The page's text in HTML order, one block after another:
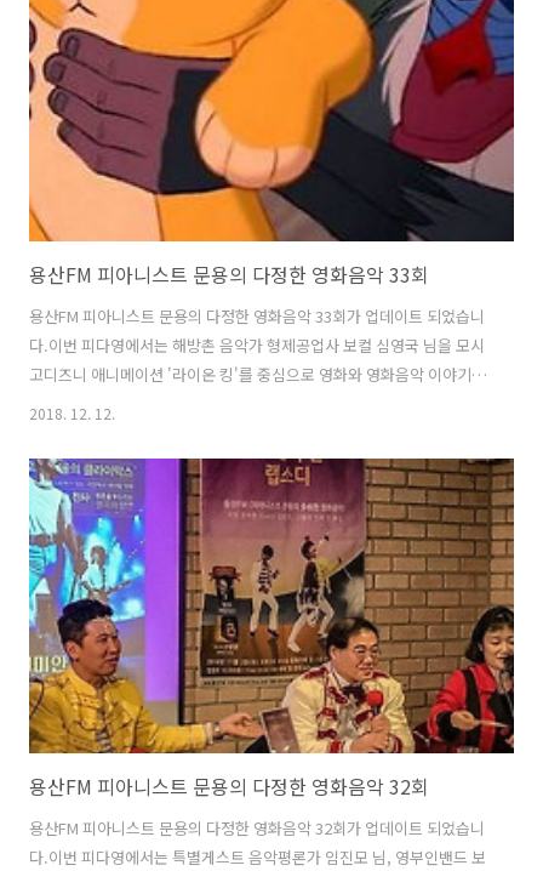
지 잘 기억이 나질 않습니다. 아무튼 수상의 기쁨을 제대로 나누지 못해
아쉬움이 남습니다.은 지난 1월 한 달 동안 안식월을 갖고, 2월 부터 이어
갈 예정입니다. 감사합니다! :)
용산FM 피아니스트 문용의 다정한 영화음악 33회
용산FM 피아니스트 문용의 다정한 영화음악 33회가 업데이트 되었습니
다.이번 피다영에서는 해방촌 음악가 형제공업사 보컬 심영국 님을 모시
고디즈니 애니메이션 '라이온 킹'를 중심으로 영화와 영화음악 이야기를
나누었습니다. 그럼 용산FM 피아니스트 문용의 다정한 영화음악 33회를
https://www.podty.me/episode/14229944 팟빵:
http://www.podbbang.com/ch/7604?e=22791665
2018. 12. 12.
용산FM 피아니스트 문용의 다정한 영화음악 32회
용산FM 피아니스트 문용의 다정한 영화음악 32회가 업데이트 되었습니
다.이번 피다영에서는 특별게스트 음악평론가 임진모 님, 영부인밴드 보